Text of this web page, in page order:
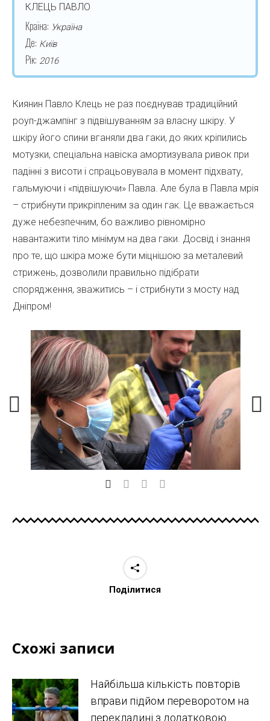
КЛЕЦЬ ПАВЛО
Країна: Україна
Де: Київ
Рік: 2016
Киянин Павло Клець не раз поєднував традиційний
роуп-джампінг з підвішуванням за власну шкіру. У
шкіру його спини вганяли два гаки, до яких кріпились
мотузки, спеціальна навіска амортизувала ривок при
падінні з висоти і спрацьовувала в момент підхвату,
гальмуючи і «підвішуючи» Павла. Але була в Павла мрія
– стрибнути прикріпленим за один гак. Це вважається
дуже небезпечним, бо важливо рівномірно
навантажити тіло мінімум на два гаки. Досвід і знання
про те, що шкіра може бути міцнішою за металевий
стрижень, дозволили правильно підібрати
спорядження, зважитись – і стрибнути з мосту над
Дніпром!
Поділитися
Схожі записи
Найбільша кількість повторів
вправи підйом переворотом на
перекладині з додатковою